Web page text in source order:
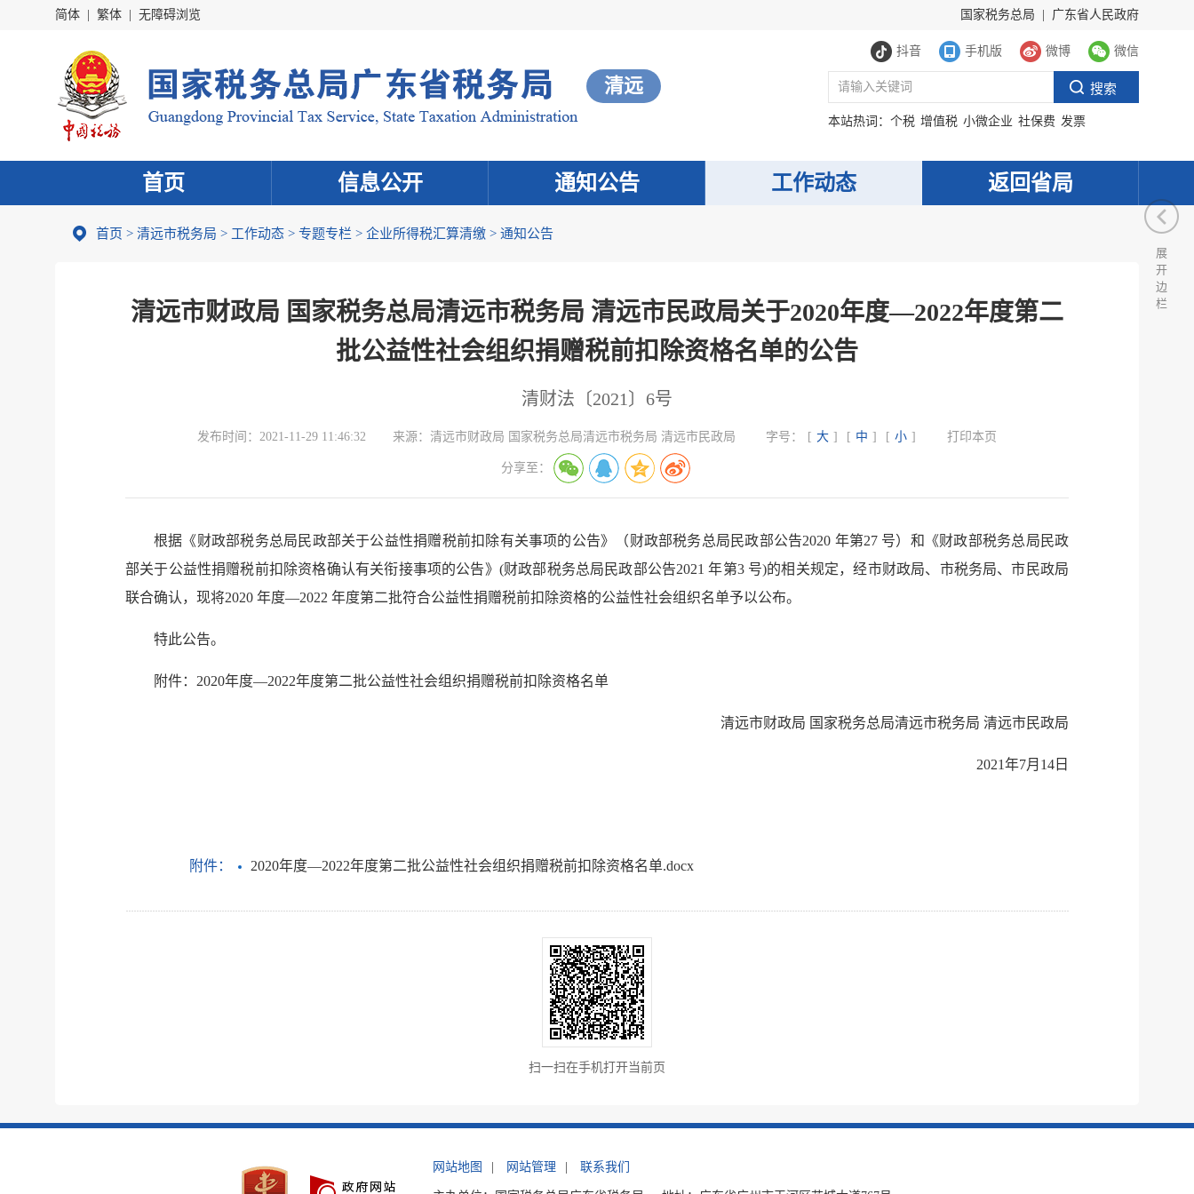
简体 繁体 无障碍浏览 国家税务总局 广东省人民政府
抖音 手机版 微博 微信
清远
本站热词： 个税 增值税 小微企业 社保费 发票
首页 信息公开 通知公告 工作动态 返回省局
首页 > 清远市税务局 > 工作动态 > 专题专栏 > 企业所得税汇算清缴 > 通知公告
清远市财政局 国家税务总局清远市税务局 清远市民政局关于2020年度—2022年度第二
批公益性社会组织捐赠税前扣除资格名单的公告
清财法〔2021〕6号
发布时间： 2021-11-29 11:46:32 来源： 清远市财政局 国家税务总局清远市税务局 清远市民政局 字号： [ 大 ] [ 中 ] [ 小 ] 打印本页
分享至：
根据《财政部税务总局民政部关于公益性捐赠税前扣除有关事项的公告》（财政部税务总局民政部公告2020 年第27 号）和《财政部税务总局民政
部关于公益性捐赠税前扣除资格确认有关衔接事项的公告》(财政部税务总局民政部公告2021 年第3 号)的相关规定，经市财政局、市税务局、市民政局
联合确认，现将2020 年度—2022 年度第二批符合公益性捐赠税前扣除资格的公益性社会组织名单予以公布。
特此公告。
附件：2020年度—2022年度第二批公益性社会组织捐赠税前扣除资格名单
清远市财政局 国家税务总局清远市税务局 清远市民政局
2021年7月14日
附件： 2020年度—2022年度第二批公益性社会组织捐赠税前扣除资格名单.docx
扫一扫在手机打开当前页
网站地图 网站管理 联系我们
展
开
边
栏